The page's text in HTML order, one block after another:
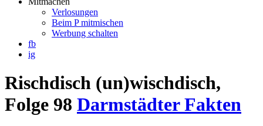
Verlosungen
Beim P mitmischen
Werbung schalten
fb
ig
Rischdisch (un)wischdisch,
Folge 98 Darmstädter Fakten